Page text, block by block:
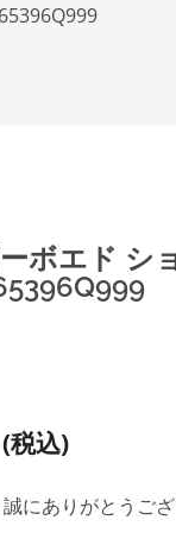
ボエド シ
(税込)
にありがとうご